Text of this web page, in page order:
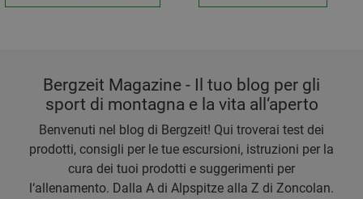
Bergzeit Magazine - Il tuo blog per gli
sport di montagna e la vita all‘aperto
Benvenuti nel blog di Bergzeit! Qui troverai test dei
prodotti, consigli per le tue escursioni, istruzioni per la
cura dei tuoi prodotti e suggerimenti per
l‘allenamento. Dalla A di Alpspitze alla Z di Zoncolan.